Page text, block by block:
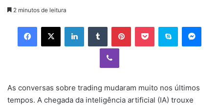
2 minutos de leitura
Facebook
X LinkedinTumblr PinterestPocket Skype
Viber
As conversas sobre trading mudaram muito nos últimos
tempos. A chegada da inteligência artificial (IA) trouxe